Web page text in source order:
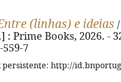
(linhas) e ideias
: Prime Books, 2026. -
559-7
persistente: http://